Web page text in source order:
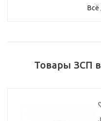
Всё
Товары ЗСП